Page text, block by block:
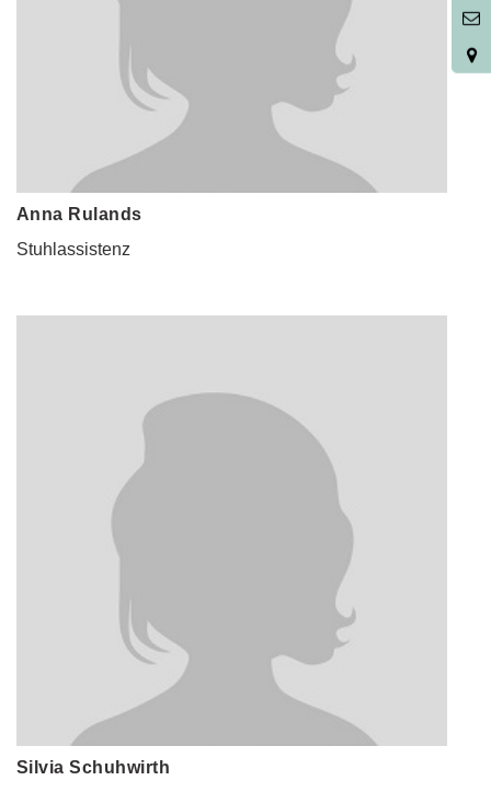
Anna Rulands
Stuhlassistenz
Silvia Schuhwirth